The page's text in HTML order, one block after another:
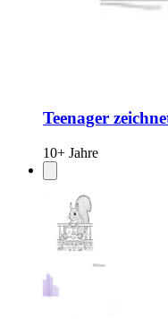
Teenager
10+ Jahre